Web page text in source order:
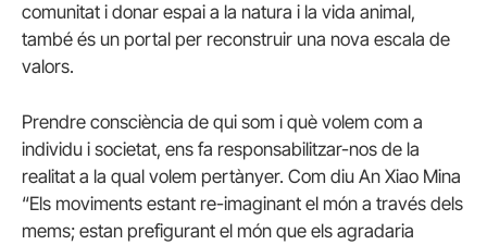
comunitat i donar espai a la natura i la vida animal,
també és un portal per reconstruir una nova escala de
valors.
Prendre consciència de qui som i què volem com a
individu i societat, ens fa responsabilitzar-nos de la
realitat a la qual volem pertànyer. Com diu An Xiao Mina
“Els moviments estant re-imaginant el món a través dels
mems; estan prefigurant el món que els agradaria